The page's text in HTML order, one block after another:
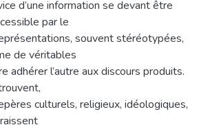
d’une information se devant être
par le
souvent stéréotypées,
de véritables
adhérer l’autre aux discours produits.
culturels, religieux, idéologiques,